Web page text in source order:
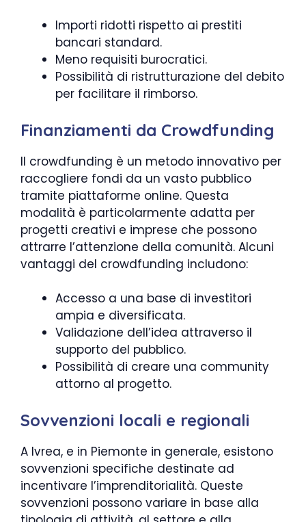
Importi ridotti rispetto ai prestiti
bancari standard.
Meno requisiti burocratici.
Possibilità di ristrutturazione del debito
per facilitare il rimborso.
Finanziamenti da Crowdfunding
Il crowdfunding è un metodo innovativo per
raccogliere fondi da un vasto pubblico
tramite piattaforme online. Questa
modalità è particolarmente adatta per
progetti creativi e imprese che possono
attrarre l’attenzione della comunità. Alcuni
vantaggi del crowdfunding includono:
Accesso a una base di investitori
ampia e diversificata.
Validazione dell’idea attraverso il
supporto del pubblico.
Possibilità di creare una community
attorno al progetto.
Sovvenzioni locali e regionali
A Ivrea, e in Piemonte in generale, esistono
sovvenzioni specifiche destinate ad
incentivare l’imprenditorialità. Queste
sovvenzioni possono variare in base alla